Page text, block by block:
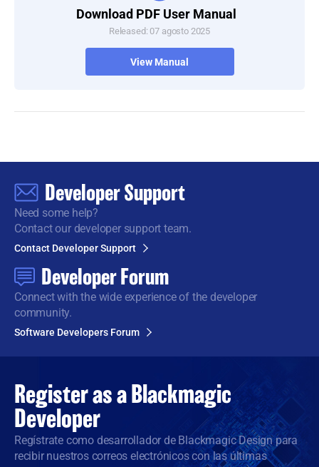
Download PDF User Manual
Released: 07 agosto 2025
View Manual
Developer Support
Need some help?
Contact our developer support team.
Contact Developer Support
Developer Forum
Connect with the wideexperience of the developer
community.
Software Developers Forum
Register as aBlackmagic
Developer
Regístrate como desarrollador de Blackmagic Design para
recibir nuestros correos electrónicos con las últimas